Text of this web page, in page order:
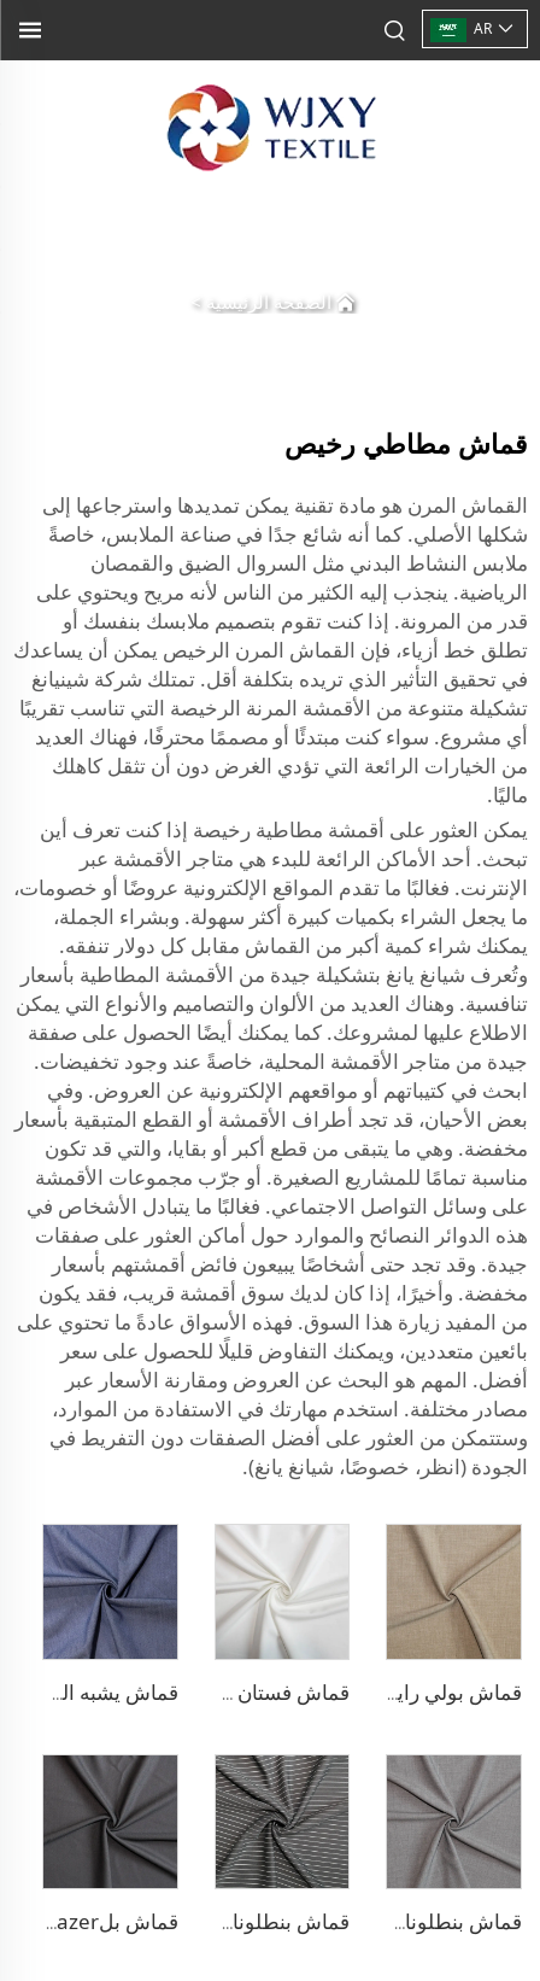
AR
الصفحة الرئيسية >
قماش مطاطي رخيص
القماش المرن هو مادة تقنية يمكن تمديدها واسترجاعها إلى
شكلها الأصلي. كما أنه شائع جدًا في صناعة الملابس، خاصةً
ملابس النشاط البدني مثل السروال الضيق والقمصان
الرياضية. ينجذب إليه الكثير من الناس لأنه مريح ويحتوي على
قدر من المرونة. إذا كنت تقوم بتصميم ملابسك بنفسك أو
تطلق خط أزياء، فإن القماش المرن الرخيص يمكن أن يساعدك
في تحقيق التأثير الذي تريده بتكلفة أقل. تمتلك شركة شينيانغ
تشكيلة متنوعة من الأقمشة المرنة الرخيصة التي تناسب تقريبًا
أي مشروع. سواء كنت مبتدئًا أو مصممًا محترفًا، فهناك العديد
من الخيارات الرائعة التي تؤدي الغرض دون أن تثقل كاهلك
ماليًا.
يمكن العثور على أقمشة مطاطية رخيصة إذا كنت تعرف أين
تبحث. أحد الأماكن الرائعة للبدء هي متاجر الأقمشة عبر
الإنترنت. فغالبًا ما تقدم المواقع الإلكترونية عروضًا أو خصومات،
ما يجعل الشراء بكميات كبيرة أكثر سهولة. وبشراء الجملة،
يمكنك شراء كمية أكبر من القماش مقابل كل دولار تنفقه.
وتُعرف شيانغ يانغ بتشكيلة جيدة من الأقمشة المطاطية بأسعار
تنافسية. وهناك العديد من الألوان والتصاميم والأنواع التي يمكن
الاطلاع عليها لمشروعك. كما يمكنك أيضًا الحصول على صفقة
جيدة من متاجر الأقمشة المحلية، خاصةً عند وجود تخفيضات.
ابحث في كتيباتهم أو مواقعهم الإلكترونية عن العروض. وفي
بعض الأحيان، قد تجد أطراف الأقمشة أو القطع المتبقية بأسعار
مخفضة. وهي ما يتبقى من قطع أكبر أو بقايا، والتي قد تكون
مناسبة تمامًا للمشاريع الصغيرة. أو جرّب مجموعات الأقمشة
على وسائل التواصل الاجتماعي. فغالبًا ما يتبادل الأشخاص في
هذه الدوائر النصائح والموارد حول أماكن العثور على صفقات
جيدة. وقد تجد حتى أشخاصًا يبيعون فائض أقمشتهم بأسعار
مخفضة. وأخيرًا، إذا كان لديك سوق أقمشة قريب، فقد يكون
من المفيد زيارة هذا السوق. فهذه الأسواق عادةً ما تحتوي على
بائعين متعددين، ويمكنك التفاوض قليلًا للحصول على سعر
أفضل. المهم هو البحث عن العروض ومقارنة الأسعار عبر
مصادر مختلفة. استخدم مهارتك في الاستفادة من الموارد،
وستتمكن من العثور على أفضل الصفقات دون التفريط في
الجودة (انظر، خصوصًا، شيانغ يانغ).
قماش بولي رايون مطاطي للبناطلين قماش فستان مطاطي من البوليستر والرايون قماش يشبه الدنيم من البوليستر والرايون
قماش بنطلونات TR قابل للتمدد بأربعة اتجاهات قماش بنطلونات بأسلوب التريكو من مادة TR قماش بلazer مطاطي من مادة TR